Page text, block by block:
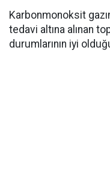
Karbonmonoksit
tedavi altına alınan
durumlarının iyi